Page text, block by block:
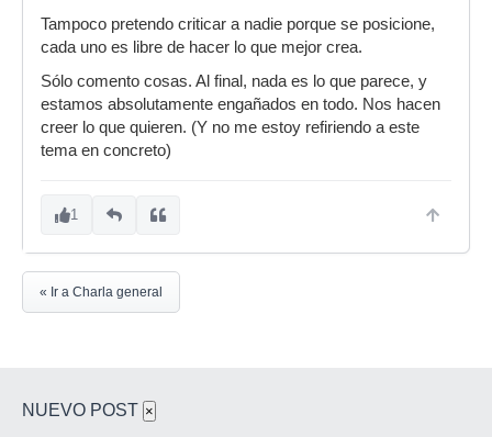
Tampoco pretendo criticar a nadie porque se posicione,
cada uno es libre de hacer lo que mejor crea.
Sólo comento cosas. Al final, nada es lo que parece, y
estamos absolutamente engañados en todo. Nos hacen
creer lo que quieren. (Y no me estoy refiriendo a este
tema en concreto)
1
« Ir a Charla general
NUEVO POST ×